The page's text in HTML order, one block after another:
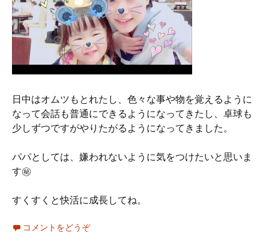
日中はオムツもとれたし、色々な事や物を覚えるように
なって会話も普通にできるようになってきたし、卓球も
少しずつですがやりたがるようになってきました。
パパとしては、嫌われないように気をつけたいと思いま
す㊙︎
すくすくと快活に成長してね。
コメントをどうぞ